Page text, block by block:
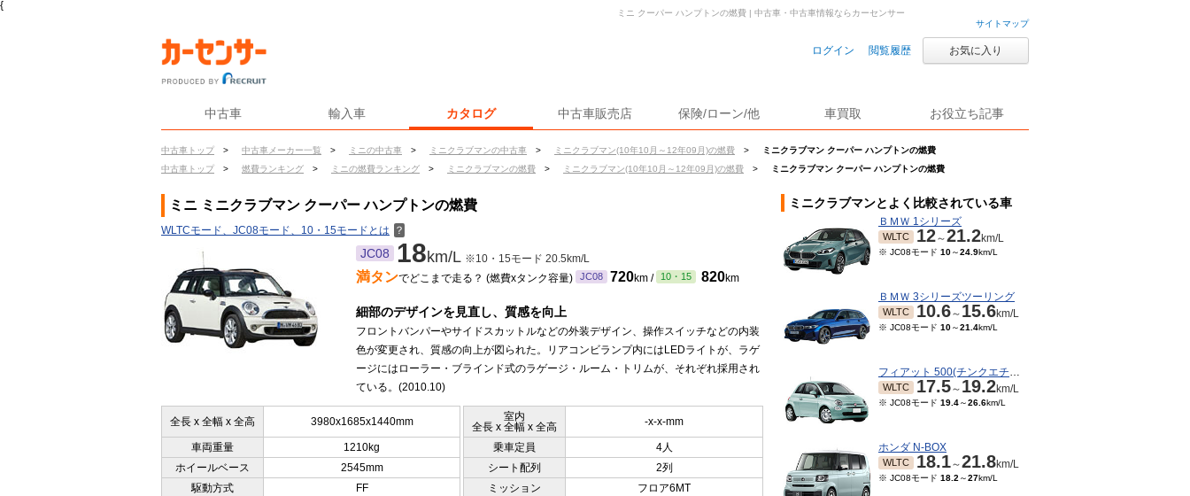
{
サイトマップ
ログイン 閲覧履歴 お気に入り
中古車 輸入車 カタログ 中古車販売店 保険/ローン/他 車買取 お役立ち記事
中古車トップ > 中古車メーカー一覧 > ミニの中古車 > ミニクラブマンの中古車 > ミニクラブマン(10年10月～12年09月)の燃費 >
ミニクラブマン クーパー ハンプトンの燃費
中古車トップ
> 燃費ランキング > ミニの燃費ランキング > ミニクラブマンの燃費 > ミニクラブマン(10年10月～12年09月)の燃費 > ミニクラブマン クーパー ハンプトンの燃費
ミニ クーパー ハンプトンの燃費 | 中古車・中古車情報ならカーセンサー
ミニ ミニクラブマン クーパー ハンプトンの燃費
WLTCモード、JC08モード、10・15モードとは ？
JC08 18km/L ※10・15モード 20.5km/L
満タンでどこまで走る？ (燃費xタンク容量) JC08 720km / 10・15 820km
細部のデザインを見直し、質感を向上
フロントバンパーやサイドスカットルなどの外装デザイン、操作スイッチなどの内装
色が変更され、質感の向上が図られた。リアコンビランプ内にはLEDライトが、ラゲ
ージにはローラー・ブラインド式のラゲージ・ルーム・トリムが、それぞれ採用され
ている。(2010.10)
全長 x 全幅 x 全高 3980x1685x1440mm
室内
全長 x 全幅 x 全高
-x-x-mm
車両重量 1210kg 乗車定員
4人
ホイールベース
2545mm シート配列
2列
駆動方式
FF ミッション
フロア6MT
ミニクラブマンとよく比較されている車
ＢＭＷ 1シリーズ
WLTC 12～21.2km/L
※ JC08モード 10～24.9km/L
ＢＭＷ 3シリーズツーリング
WLTC 10.6～ 15.6km/L
※ JC08モード 10～21.4km/L
フィアット 500(チンクエチェント)
WLTC 17.5～ 19.2km/L
※ JC08モード 19.4～26.6km/L
ホンダ N-BOX
WLTC 18.1～21.8km/L
※ JC08モード 18.2 ～27km/L